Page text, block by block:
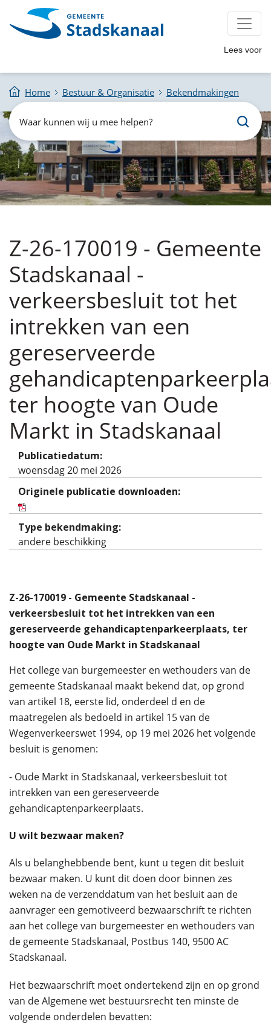
Lees voor
Home Bestuur & Organisatie Bekendmakingen
Zoeken
Waar
kunnen
wij
u
mee
helpen?
Z-26-170019 - Gemeente
Stadskanaal -
verkeersbesluit tot het
intrekken van een
gereserveerde
ter hoogte van Oude
Markt in Stadskanaal
Publicatiedatum:
woensdag 20 mei 2026
Originele publicatie downloaden:
Type bekendmaking:
andere beschikking
Z-26-170019 - Gemeente Stadskanaal -
verkeersbesluit tot het intrekken van een
gereserveerde gehandicaptenparkeerplaats, ter
hoogte van Oude Markt in Stadskanaal
Het college van burgemeester en wethouders van de
gemeente Stadskanaal maakt bekend dat, op grond
van artikel 18, eerste lid, onderdeel d en de
maatregelen als bedoeld in artikel 15 van de
Wegenverkeerswet 1994, op 19 mei 2026 het volgende
besluit is genomen:
- Oude Markt in Stadskanaal, verkeersbesluit tot
intrekken van een gereserveerde
gehandicaptenparkeerplaats.
U wilt bezwaar maken?
Als u belanghebbende bent, kunt u tegen dit besluit
bezwaar maken. U kunt dit doen door binnen zes
weken na de verzenddatum van het besluit aan de
aanvrager een gemotiveerd bezwaarschrift te richten
aan het college van burgemeester en wethouders van
de gemeente Stadskanaal, Postbus 140, 9500 AC
Stadskanaal.
Het bezwaarschrift moet ondertekend zijn en op grond
van de Algemene wet bestuursrecht ten minste de
volgende onderdelen bevatten: